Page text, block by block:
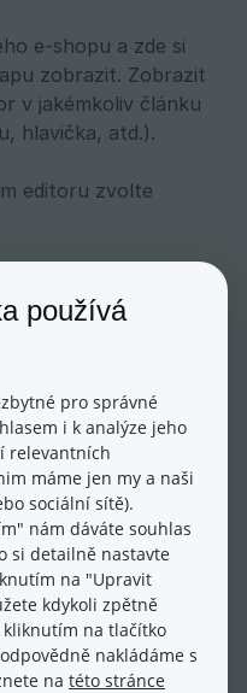
e-shopu a zde si
zobrazit. Zobrazit
v jakémkoliv článku
hlavička, atd.).
editoru zvolte
HTML kód vaší
článek. Na e-shopu
zobrazovat
24/04/2024
používá
pro správné
i k analýze jeho
relevantních
máme jen my a naši
sociální sítě).
nám dáváte souhlas
si detailně nastavte
na "Upravit
kdykoli zpětně
na tlačítko
nakládáme s
na této stránce